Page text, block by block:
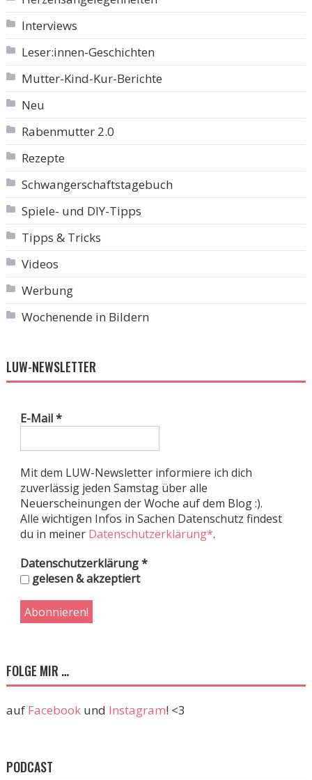
Interviews
Leser:innen-Geschichten
Mutter-Kind-Kur-Berichte
Neu
Rabenmutter 2.0
Rezepte
Schwangerschaftstagebuch
Spiele- und DIY-Tipps
Tipps & Tricks
Videos
Werbung
Wochenende in Bildern
LUW-NEWSLETTER
E-Mail*
Mit dem LUW-Newsletter informiere ich dich
zuverlässig jeden Samstag über alle
Neuerscheinungen der Woche auf dem Blog :).
Alle wichtigen Infos in Sachen Datenschutz findest
du in meiner Datenschutzerklärung*.
Datenschutzerklärung*
gelesen & akzeptiert
FOLGE MIR …
auf Facebookund Instagram! <3
PODCAST